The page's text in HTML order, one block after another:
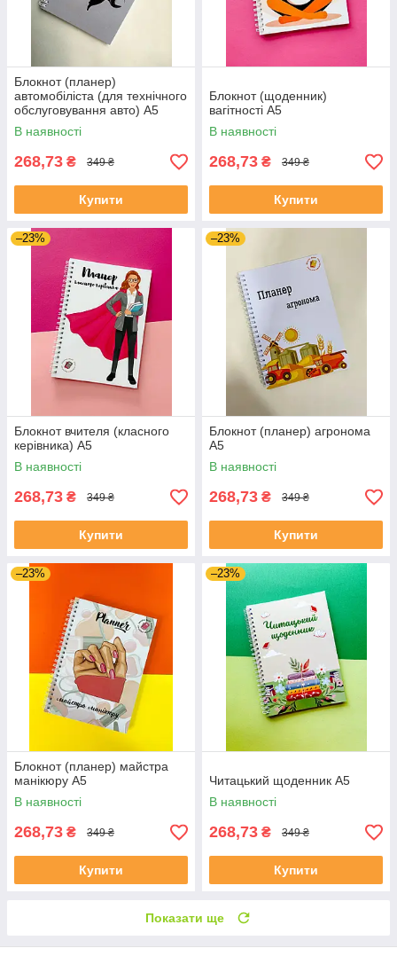
Блокнот (планер)
автомобіліста (для технічного
обслуговування авто) А5
В наявності
268,73 ₴ 349 ₴
Купити
Блокнот (щоденник)
вагітності А5
В наявності
268,73 ₴ 349 ₴
Купити
–23%
Блокнот вчителя (класного
керівника) А5
В наявності
268,73 ₴ 349 ₴
Купити
–23%
Блокнот (планер) агронома
А5
В наявності
268,73 ₴ 349 ₴
Купити
–23%
Блокнот (планер) майстра
манікюру А5
В наявності
268,73 ₴ 349 ₴
Купити
–23%
Читацький щоденник А5
В наявності
268,73 ₴ 349 ₴
Купити
Показати ще